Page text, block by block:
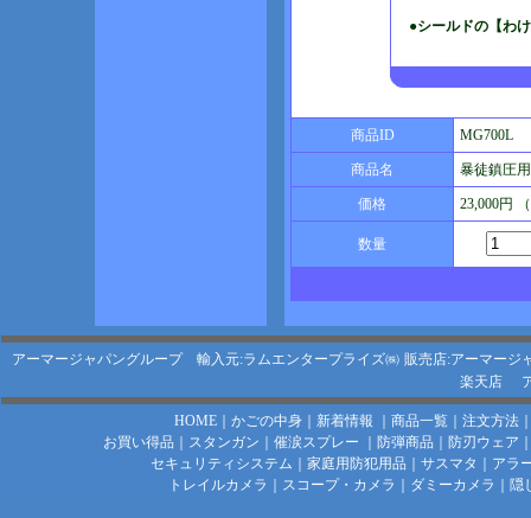
●シールドの【わ
商品ID MG700L
商品名 暴徒鎮圧
価格 23,000円
数量
アーマージャパングループ 輸入元:ラムエンタープライズ㈱ 販売店:アーマージ
楽天店
HOME｜ かごの中身｜ 新着情報 商品一覧｜ 注文方法
お買い得品
スタンガン 催涙スプレー 防弾商品 防刃ウェア
セキュリティシステム
家庭用防犯用品 サスマタ
アラ
トレイルカメラ
スコープ・カメラ ダミーカメラ 隠